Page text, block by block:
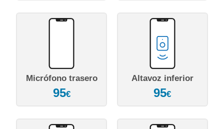
Micrófono trasero
95€
Altavoz inferior
95€